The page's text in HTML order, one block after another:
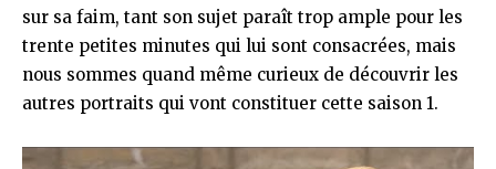
sur sa faim, tant son sujet paraît trop ample pour les
trente petites minutes qui lui sont consacrées, mais
nous sommes quand même curieux de découvrir les
autres portraits qui vont constituer cette saison 1.